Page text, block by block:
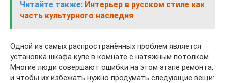
Читайте также: Интерьер в русском стиле как
часть культурного наследия
Одной из самых распространённых проблем является
установка шкафа купе в комнате с натяжным потолком.
Многие люди совершают ошибки на этом этапе ремонта,
и чтобы их избежать нужно продумать следующие вещи: